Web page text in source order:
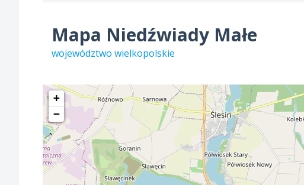
Mapa Niedźwiady Małe
województwo wielkopolskie
+
−